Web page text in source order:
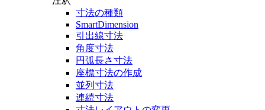
寸法の種類
SmartDimension
引出線寸法
角度寸法
円弧長さ寸法
座標寸法の作成
並列寸法
連続寸法